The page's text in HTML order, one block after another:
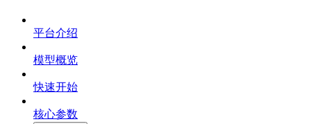
平台介绍
模型概览
快速开始
核心参数